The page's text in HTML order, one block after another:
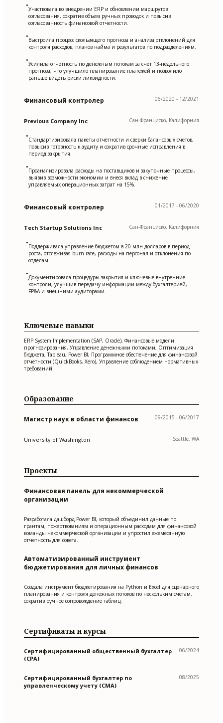
•Участвовала во внедрении ERP и обновлении маршрутов
согласования, сократив объем ручных проводок и повысив
согласованность финансовой отчетности.
•Выстроила процесс скользящего прогноза и анализа отклонений для
контроля расходов, планов найма и результатов по подразделениям.
•Усилила отчетность по денежным потокам за счет 13-недельного
прогноза, что улучшило планирование платежей и позволило
раньше видеть риски ликвидности.
Финансовый контролер 06/2020 - 12/2021
Previous Company Inc Сан-Франциско, Калифорния
•Стандартизировала пакеты отчетности и сверки балансовых счетов,
повысив готовность к аудиту и сократив срочные исправления в
период закрытия.
•Проанализировала расходы на поставщиков и закупочные процессы,
выявив возможности экономии и внеся вклад в снижение
управляемых операционных затрат на 15%.
Финансовый контролер 01/2017 - 06/2020
Tech Startup Solutions Inc Сан-Франциско, Калифорния
•Поддерживала управление бюджетом в 20 млн долларов в период
роста, отслеживая burn rate, расходы на персонал и отклонения по
отделам.
•Документировала процедуры закрытия и ключевые внутренние
контроли, улучшив передачу информации между бухгалтерией,
FP&A и внешними аудиторами.
Ключевые навыки
ERP System Implementation (SAP, Oracle), Финансовые модели
прогнозирования, Управление денежными потоками, Оптимизация
бюджета, Tableau, Power BI, Программное обеспечение для финансовой
отчетности (QuickBooks, Xero), Управление соблюдением нормативных
требований
Образование
Магистр наук в области финансов 09/2015 - 06/2017
University of Washington Seattle, WA
Проекты
Финансовая панель для некоммерческой
организации
Разработала дашборд Power BI, который объединил данные по
грантам, пожертвованиям и операционным расходам для финансовой
команды некоммерческой организации и упростил ежемесячную
отчетность для совета.
Автоматизированный инструмент
бюджетирования для личных финансов
Создала инструмент бюджетирования на Python и Excel для сценарного
планирования и контроля денежных потоков по нескольким счетам,
сократив ручное сопровождение таблиц.
Сертификаты и курсы
Сертифицированный общественный бухгалтер
(CPA)
06/2024
Сертифицированный бухгалтер по
управленческому учету (CMA)
08/2025